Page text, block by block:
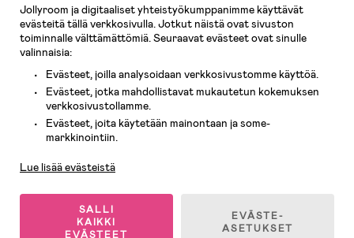
KidKraft, Ergobaby, Philips Avent, Neonate, Cybex, LEGO ja monia muita!
Tervetuloa shoppailemaan Pohjoismaiden suurimpaan lastentarvikkeiden
verkkokauppaan!
Jollyroom ja digitaaliset yhteistyökumppanimme käyttävät
evästeitä tällä verkkosivulla. Jotkut näistä ovat sivuston
toiminnalle välttämättömiä. Seuraavat evästeet ovat sinulle
valinnaisia:
Evästeet, joilla analysoidaan verkkosivustomme käyttöä.
Evästeet, jotka mahdollistavat mukautetun kokemuksen
verkkosivustollamme.
Evästeet, joita käytetään mainontaan ja some-
markkinointiin.
Lue lisää evästeistä
SALLI
KAIKKI
EVÄSTEET
EVÄSTE-
ASETUKSET